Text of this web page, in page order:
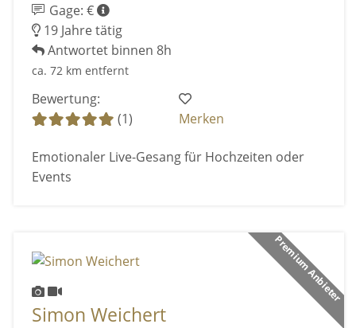
Gage: €
19 Jahre tätig
Antwortet binnen 8h
ca. 72 km entfernt
Bewertung:
(1)
Merken
Emotionaler Live-Gesang für Hochzeiten oder
Events
Premium Anbieter
Simon Weichert